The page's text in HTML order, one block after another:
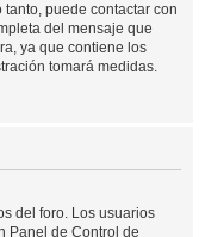
puede contactar con
del mensaje que
ya que contiene los
tomará medidas.
del foro. Los usuarios
Panel de Control de